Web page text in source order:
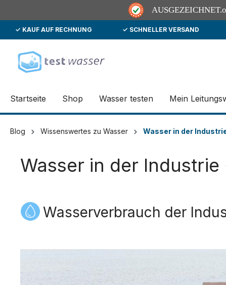
AUSGEZEICHNET
Zur Hauptnavigation springen
✓ KAUF AUF RECHNUNG ✓ SCHNELLER VERSAND
Startseite Shop Wasser testen Mein
Blog Wissenswertes zu Wasser Wasser in der
Wasser in der
Wasserverbrauch der